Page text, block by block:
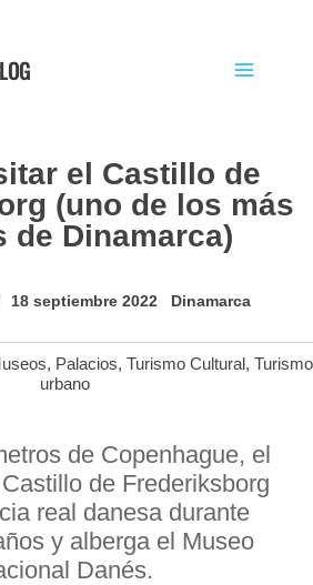
el Castillo de
(uno de los más
de Dinamarca)
18 septiembre 2022 Dinamarca
, Palacios, Turismo Cultural, Turismo
urbano
de Copenhague, el
de Frederiksborg
real danesa durante
y alberga el Museo
Danés.